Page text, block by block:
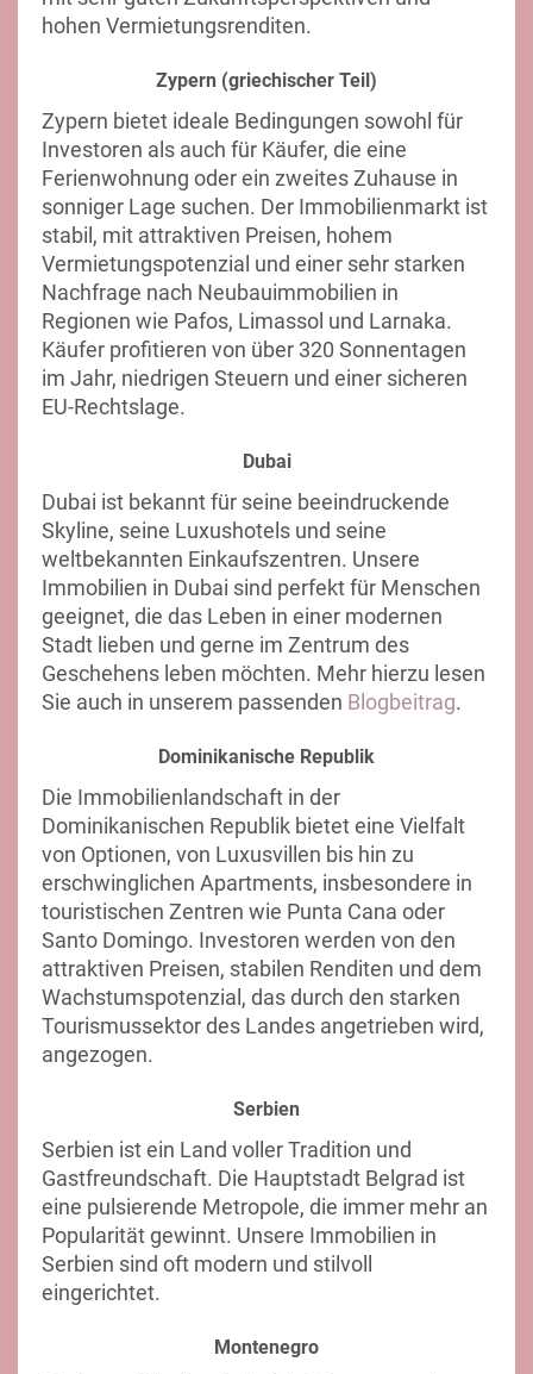
hohen Vermietungsrenditen.
Zypern (griechischer Teil)
Zypern bietet ideale Bedingungen sowohl für
Investoren als auch für Käufer, die eine
Ferienwohnung oder ein zweites Zuhause in
sonniger Lage suchen. Der Immobilienmarkt ist
stabil, mit attraktiven Preisen, hohem
Vermietungspotenzial und einer sehr starken
Nachfrage nach Neubauimmobilien in
Regionen wie Pafos, Limassol und Larnaka.
Käufer profitieren von über 320 Sonnentagen
im Jahr, niedrigen Steuern und einer sicheren
EU-Rechtslage.
Dubai
Dubai ist bekannt für seine beeindruckende
Skyline, seine Luxushotels und seine
weltbekannten Einkaufszentren. Unsere
Immobilien in Dubai sind perfekt für Menschen
geeignet, die das Leben in einer modernen
Stadt lieben und gerne im Zentrum des
Geschehens leben möchten. Mehr hierzu lesen
Sie auch in unserem passenden Blogbeitrag.
Dominikanische Republik
Die Immobilienlandschaft in der
Dominikanischen Republik bietet eine Vielfalt
von Optionen, von Luxusvillen bis hin zu
erschwinglichen Apartments, insbesondere in
touristischen Zentren wie Punta Cana oder
Santo Domingo. Investoren werden von den
attraktiven Preisen, stabilen Renditen und dem
Wachstumspotenzial, das durch den starken
Tourismussektor des Landes angetrieben wird,
angezogen.
Serbien
Serbien ist ein Land voller Tradition und
Gastfreundschaft. Die Hauptstadt Belgrad ist
eine pulsierende Metropole, die immer mehr an
Popularität gewinnt. Unsere Immobilien in
Serbien sind oft modern und stilvoll
eingerichtet.
Montenegro